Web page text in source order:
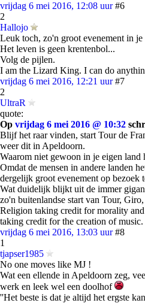
vrijdag 6 mei 2016, 12:08 uur #6
2
Hallojo
Leuk toch, zo'n groot evenement in je
Het leven is geen krentenbol...
Volg de pijlen.
I am the Lizard King. I can do
vrijdag 6 mei 2016, 12:21 uur #7
2
UltraR
quote:
Op vrijdag 6 mei 2016 @ 10:32
Blijf het raar vinden, start Tour de
weer dit in Apeldoorn.
Waarom niet gewoon in je eigen land
Omdat de mensen in andere landen
dergelijk groot evenement op bezoek
Wat duidelijk blijkt uit de immer
zo'n buitenlandse start van Tour,
Religion taking credit for morality
taking credit for the creation of music.
vrijdag 6 mei 2016, 13:03 uur #8
1
tjapser1985
No one moves like MJ !
Wat een ellende in Apeldoorn zeg,
werk en leek wel een doolhof
''Het beste is dat je altijd het ergste